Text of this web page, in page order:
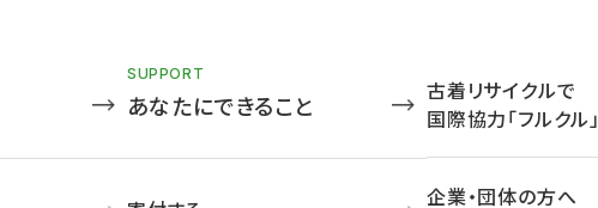
SUPPORT
あなたにできること
古着リサイクルで
国際協力「フルクル」
企業・団体の方へ